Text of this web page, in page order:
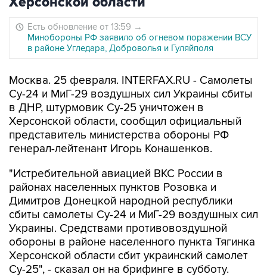
Есть обновление от 13:59 →
Минобороны РФ заявило об огневом поражении ВСУ
в районе Угледара, Доброволья и Гуляйполя
Москва. 25 февраля. INTERFAX.RU - Самолеты
Су-24 и МиГ-29 воздушных сил Украины сбиты
в ДНР, штурмовик Су-25 уничтожен в
Херсонской области, сообщил официальный
представитель министерства обороны РФ
генерал-лейтенант Игорь Конашенков.
"Истребительной авиацией ВКС России в
районах населенных пунктов Розовка и
Димитров Донецкой народной республики
сбиты самолеты Су-24 и МиГ-29 воздушных сил
Украины. Средствами противовоздушной
обороны в районе населенного пункта Тягинка
Херсонской области сбит украинский самолет
Су-25", - сказал он на брифинге в субботу.